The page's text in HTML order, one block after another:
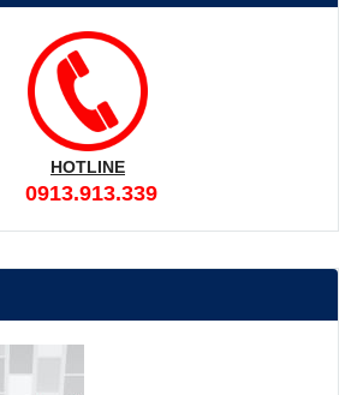
HOTLINE
0913.913.339